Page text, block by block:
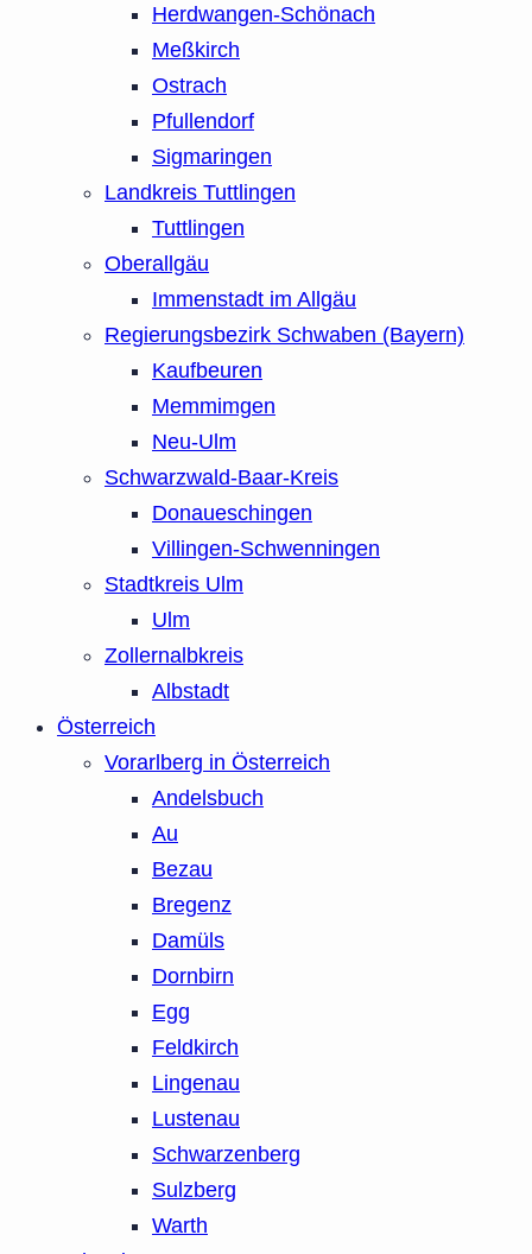
Herdwangen-Schönach
Meßkirch
Ostrach
Pfullendorf
Sigmaringen
Landkreis Tuttlingen
Tuttlingen
Oberallgäu
Immenstadt im Allgäu
Regierungsbezirk Schwaben (Bayern)
Kaufbeuren
Memmimgen
Neu-Ulm
Schwarzwald-Baar-Kreis
Donaueschingen
Villingen-Schwenningen
Stadtkreis Ulm
Ulm
Zollernalbkreis
Albstadt
Österreich
Vorarlberg in Österreich
Andelsbuch
Au
Bezau
Bregenz
Damüls
Dornbirn
Egg
Feldkirch
Lingenau
Lustenau
Schwarzenberg
Sulzberg
Warth